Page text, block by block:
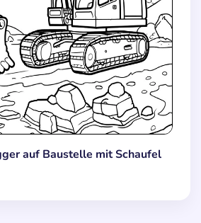
auf Baustelle mit Schaufel